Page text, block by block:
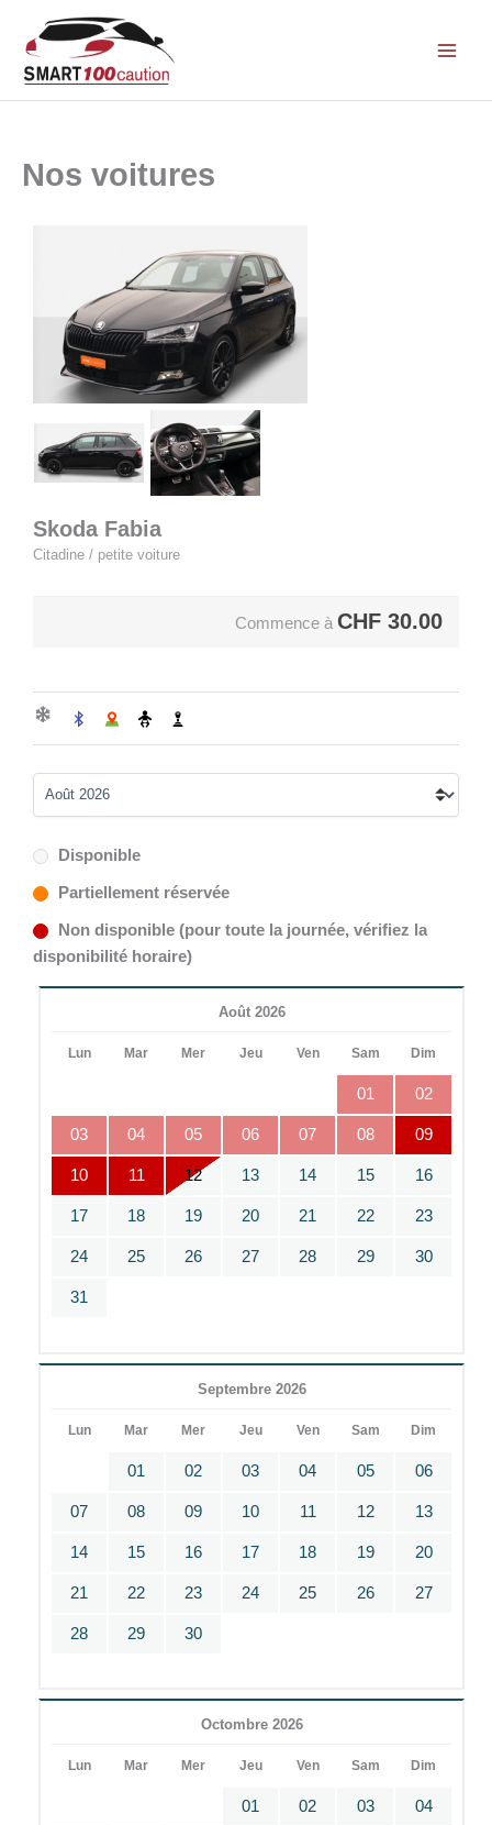
contenu
Nos voitures
Skoda Fabia
Citadine / petite voiture
Commence à CHF 30.00
Disponible
Partiellement réservée
Non disponible (pour toute la journée, vérifiez la
disponibilité horaire)
Août 2026
Lun Mar Mer Jeu Ven Sam Dim
01 02
03 04 05 06 07 08 09
10 11 12 13 14 15 16
17 18 19 20 21 22 23
24 25 26 27 28 29 30
31
Septembre 2026
Lun Mar Mer Jeu Ven Sam Dim
01 02 03 04 05 06
07 08 09 10 11 12 13
14 15 16 17 18 19 20
21 22 23 24 25 26 27
28 29 30
Octombre 2026
Lun Mar Mer Jeu Ven Sam Dim
01 02 03 04